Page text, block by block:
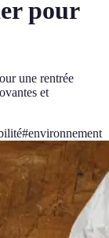
pour
une rentrée
et
#environnement